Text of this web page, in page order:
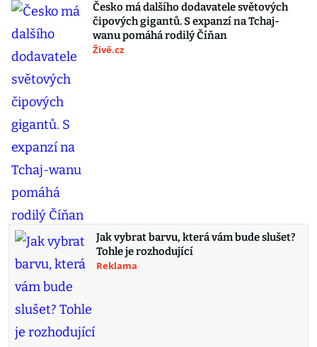
Česko má dalšího dodavatele světových
čipových gigantů. S expanzí na Tchaj-
wanu pomáhá rodilý Číňan
Živě.cz
Jak vybrat barvu, která vám bude slušet?
Tohle je rozhodující
Reklama